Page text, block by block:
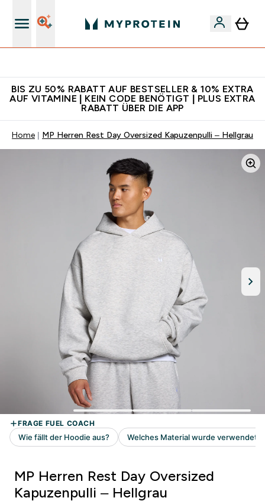
BIS ZU 50% RABATT AUF BESTSELLER & 10% EXTRA
AUF VITAMINE | KEIN CODE BENÖTIGT | PLUS EXTRA
RABATT ÜBER DIE APP
Home MP Herren Rest Day Oversized Kapuzenpulli – Hellgrau
MP Herren Rest Day Oversized
Kapuzenpulli – Hellgrau